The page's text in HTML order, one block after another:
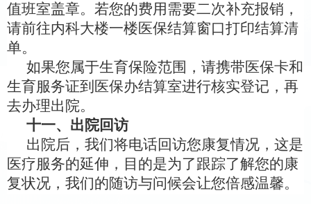
值班室盖章。若您的费用需要二次补充报销，
请前往内科大楼一楼医保结算窗口打印结算清
单。
如果您属于生育保险范围，请携带医保卡和
生育服务证到医保办结算室进行核实登记，再
去办理出院。
十一、出院回访
出院后，我们将电话回访您康复情况，这是
医疗服务的延伸，目的是为了跟踪了解您的康
复状况， 我们的随访与问候会让您倍感温馨。